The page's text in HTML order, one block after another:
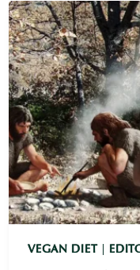
:
LA
VEGAN DIET